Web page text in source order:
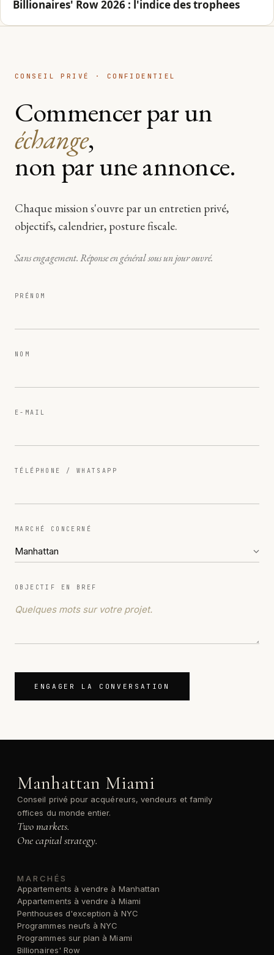
Billionaires' Row 2026 : l'indice des trophees
CONSEIL PRIVÉ · CONFIDENTIEL
Commencer par un
échange,
non par une annonce.
Chaque mission s'ouvre par un entretien privé,
objectifs, calendrier, posture fiscale.
Sans engagement. Réponse en général sous un jour ouvré.
PRÉNOM
NOM
E-MAIL
TÉLÉPHONE / WHATSAPP
MARCHÉ CONCERNÉ
OBJECTIF EN BREF
ENGAGER LA CONVERSATION
Manhattan Miami
Conseil privé pour acquéreurs, vendeurs et family
offices du monde entier.
Two markets.
One capital strategy.
MARCHÉS
Appartements à vendre à Manhattan
Appartements à vendre à Miami
Penthouses d'exception à NYC
Programmes neufs à NYC
Programmes sur plan à Miami
Billionaires' Row